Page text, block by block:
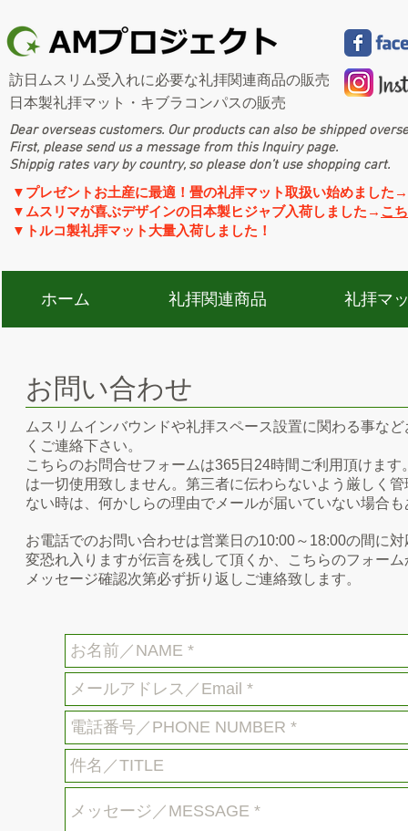
訪日ムスリム受入れに必要な礼拝関連商品の販売
​日本製礼拝マット・キブラコンパスの販売
Dear overseas customers. Our products can also be shipped
First, please send us a message from this Inquiry page.
​Shippig rates vary by country, so please don’t use shopping cart.
​​▼プレゼントお土産に最適！畳の礼拝マット取扱い始めました→
▼ムスリマが喜ぶデザインの日本製ヒジャブ入荷しました→ こ
​▼トルコ製礼拝マット大量入荷しました！
ホーム 礼拝関連商品 礼拝マ
お問い合わせ
ムスリムインバウンドや礼拝スペース設置に関わる事など
くご連絡下さい。
こちらのお問合せフォームは365日24時間ご利用頂けま
は一切使用致しません。第三者に伝わらないよう厳しく
ない時は、何かしらの理由でメールが届いていない場合
お電話でのお問い合わせは営業日の10:00～18:00の間に
変恐れ入りますが伝言を残して頂くか、こちらのフォー
メッセージ確認次第必ず折り返しご連絡致します。